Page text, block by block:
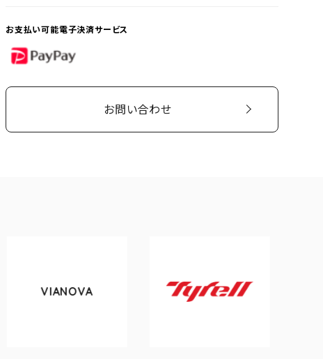
お支払い可能電子決済サービス
PayPay
お問い合わせ
VIANOVA
Tyrell